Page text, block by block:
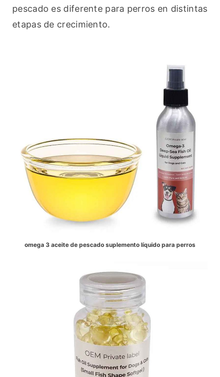
pescado es diferente para perros en distintas
etapas de crecimiento.
omega 3 aceite de pescado suplemento líquido para perros